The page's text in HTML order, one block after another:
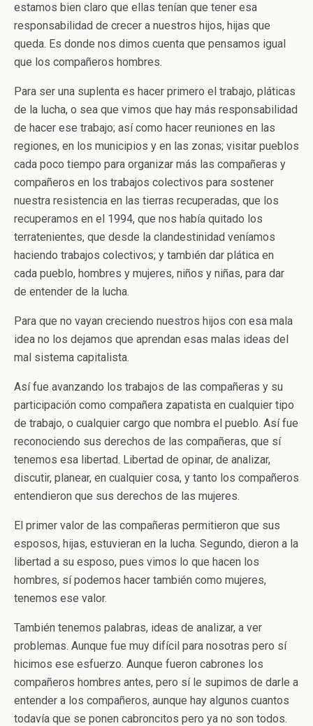
estamos bien claro que ellas tenían que tener esa
responsabilidad de crecer a nuestros hijos, hijas que
queda. Es donde nos dimos cuenta que pensamos igual
que los compañeros hombres.
Para ser una suplenta es hacer primero el trabajo, pláticas
de la lucha, o sea que vimos que hay más responsabilidad
de hacer ese trabajo; así como hacer reuniones en las
regiones, en los municipios y en las zonas; visitar pueblos
cada poco tiempo para organizar más las compañeras y
compañeros en los trabajos colectivos para sostener
nuestra resistencia en las tierras recuperadas, que los
recuperamos en el 1994, que nos había quitado los
terratenientes, que desde la clandestinidad veníamos
haciendo trabajos colectivos; y también dar plática en
cada pueblo, hombres y mujeres, niños y niñas, para dar
de entender de la lucha.
Para que no vayan creciendo nuestros hijos con esa mala
idea no los dejamos que aprendan esas malas ideas del
mal sistema capitalista.
Así fue avanzando los trabajos de las compañeras y su
participación como compañera zapatista en cualquier tipo
de trabajo, o cualquier cargo que nombra el pueblo. Así fue
reconociendo sus derechos de las compañeras, que sí
tenemos esa libertad. Libertad de opinar, de analizar,
discutir, planear, en cualquier cosa, y tanto los compañeros
entendieron que sus derechos de las mujeres.
El primer valor de las compañeras permitieron que sus
esposos, hijas, estuvieran en la lucha. Segundo, dieron a la
libertad a su esposo, pues vimos lo que hacen los
hombres, sí podemos hacer también como mujeres,
tenemos ese valor.
También tenemos palabras, ideas de analizar, a ver
problemas. Aunque fue muy difícil para nosotras pero sí
hicimos ese esfuerzo. Aunque fueron cabrones los
compañeros hombres antes, pero sí le supimos de darle a
entender a los compañeros, aunque hay algunos cuantos
todavía que se ponen cabroncitos pero ya no son todos.